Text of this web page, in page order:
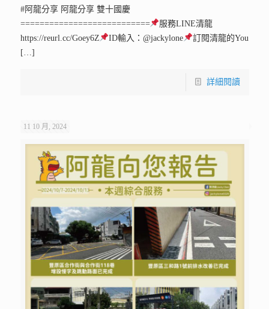
#阿龍分享 阿龍分享 雙十國慶
===========================
服務LINE清龍
https://reurl.cc/Goey6Z
ID輸入：@jackylone
訂閱清龍的You
[…]
詳細閱讀
11 10 月, 2024